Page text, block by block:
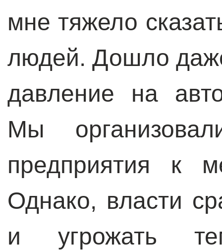
мне тяжело
людей. Дошло
давление на
Мы
предприятия к
Однако, власти
и угрожать